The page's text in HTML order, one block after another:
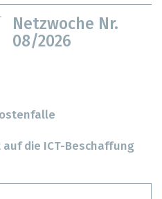
Netzwoche Nr.
08/2026
die ICT-Beschaffung